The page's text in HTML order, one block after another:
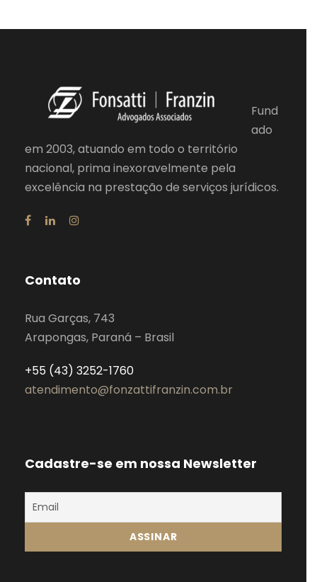
Fund
ado
em 2003, atuando em todo o território
nacional, prima inexoravelmente pela
excelência na prestação de serviços jurídicos.
Contato
Rua Garças, 743
Arapongas, Paraná – Brasil
+55 (43) 3252-1760
atendimento@fonzattifranzin.com.br
Cadastre-se em nossa Newsletter